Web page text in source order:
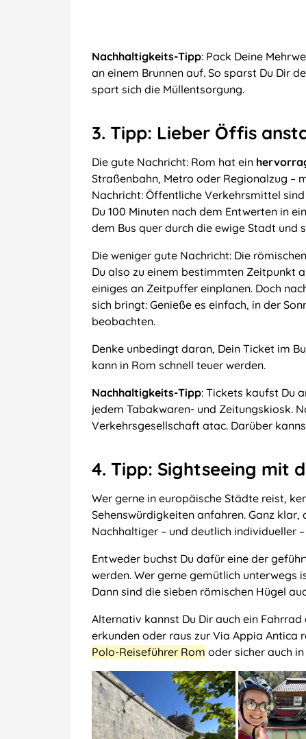
Nachhaltigkeits-Tipp: Pack Deine
an einem Brunnen auf. So sparst Du Dir
spart sich die Müllentsorgung.
3. Tipp: Lieber Öffis
Die gute Nachricht: Rom hat ein
Straßenbahn, Metro oder Regionalzug –
Nachricht: Öffentliche Verkehrsmittel
Du 100 Minuten nach dem Entwerten in
dem Bus quer durch die ewige Stadt und
Die weniger gute Nachricht: Die
Du also zu einem bestimmten Zeitpunkt
einiges an Zeitpuffer einplanen. Doch
sich bringt: Genieße es einfach, in der
beobachten.
Denke unbedingt daran, Dein Ticket im
kann in Rom schnell teuer werden.
Nachhaltigkeits-Tipp: Tickets kaufst Du
jedem Tabakwaren- und Zeitungskiosk.
Verkehrsgesellschaft atac. Darüber
4. Tipp: Sightseeing mit
Wer gerne in europäische Städte reist,
Sehenswürdigkeiten anfahren. Ganz
Nachhaltiger – und deutlich individueller
Entweder buchst Du dafür eine der
werden. Wer gerne gemütlich unterwegs
Dann sind die sieben römischen Hügel
Alternativ kannst Du Dir auch ein
erkunden oder raus zur Via Appia Antica
Polo-Reiseführer Rom oder sicher auch